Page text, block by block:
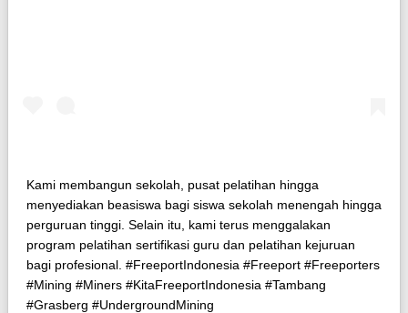
Kami membangun sekolah, pusat pelatihan hingga
menyediakan beasiswa bagi siswa sekolah menengah hingga
perguruan tinggi. Selain itu, kami terus menggalakan
program pelatihan sertifikasi guru dan pelatihan kejuruan
bagi profesional. #FreeportIndonesia #Freeport #Freeporters
#Mining #Miners #KitaFreeportIndonesia #Tambang
#Grasberg #UndergroundMining